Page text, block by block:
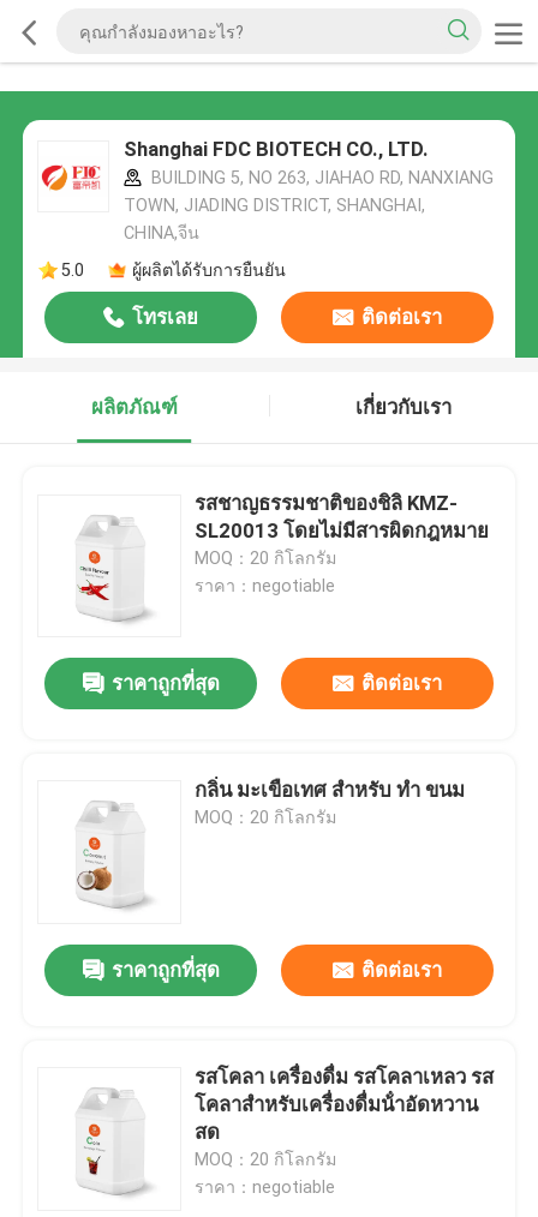
Shanghai FDC BIOTECH CO., LTD.
BUILDING 5, NO 263, JIAHAO RD, NANXIANG
TOWN, JIADING DISTRICT, SHANGHAI,
CHINA,จีน
5.0
ผู้ผลิตได้รับการยืนยัน
โทรเลย ติดต่อเรา
ผลิตภัณฑ์ เกี่ยวกับเรา
รสชาญธรรมชาติของชิลิ KMZ-
SL20013 โดยไม่มีสารผิดกฎหมาย
MOQ：20 กิโลกรัม
ราคา：negotiable
ราคาถูกที่สุด ติดต่อเรา
กลิ่น มะเขือเทศ สําหรับ ทํา ขนม
MOQ：20 กิโลกรัม
ราคาถูกที่สุด ติดต่อเรา
รสโคลา เครื่องดื่ม รสโคลาเหลว รส
โคลาสําหรับเครื่องดื่มน้ําอัดหวาน
สด
MOQ：20 กิโลกรัม
ราคา：negotiable